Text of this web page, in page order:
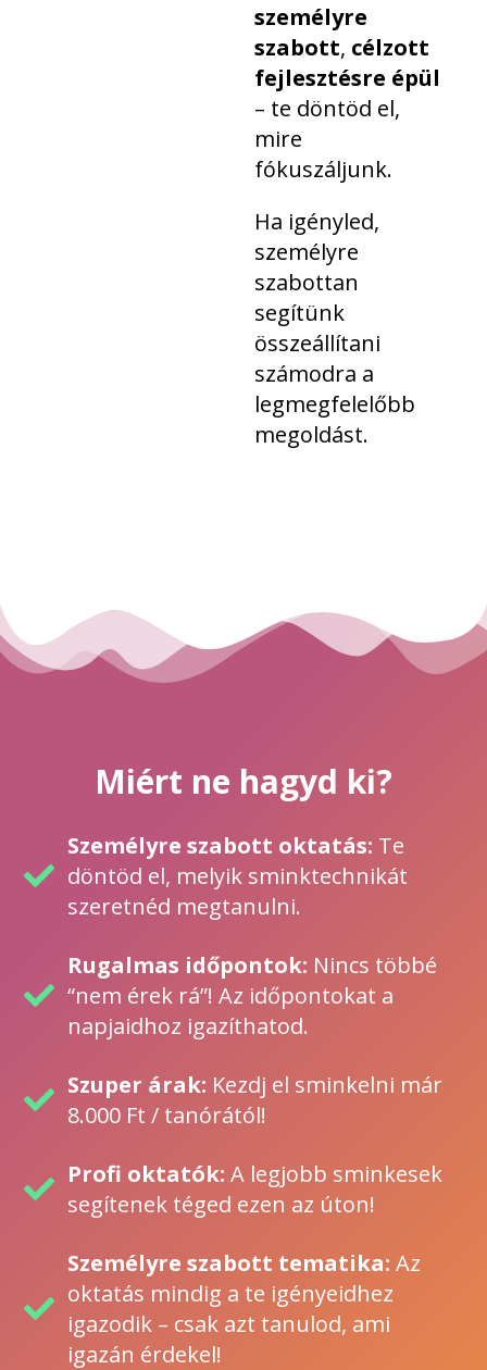
személyre
szabott, célzott
fejlesztésre épül
– te döntöd el,
mire
fókuszáljunk.
Ha igényled,
személyre
szabottan
segítünk
összeállítani
számodra a
legmegfelelőbb
megoldást.
Miért ne hagyd ki?
Személyre szabott oktatás: Te
döntöd el, melyik sminktechnikát
szeretnéd megtanulni.
Rugalmas időpontok: Nincs többé
“nem érek rá”! Az időpontokat a
napjaidhoz igazíthatod.
Szuper árak: Kezdj el sminkelni már
8.000 Ft / tanórától!
Profi oktatók: A legjobb sminkesek
segítenek téged ezen az úton!
Személyre szabott tematika: Az
oktatás mindig a te igényeidhez
igazodik – csak azt tanulod, ami
igazán érdekel!